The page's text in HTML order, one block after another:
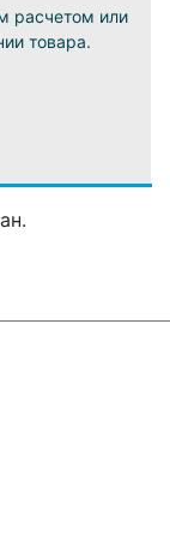
расчетом или
товара.